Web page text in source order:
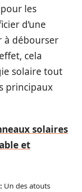
les
d’une
à débourser
cela
solaire tout
principaux
solaires
et
Un des atouts